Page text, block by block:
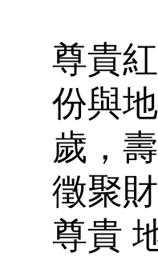
尊貴
份與
歲，
徵聚
尊貴